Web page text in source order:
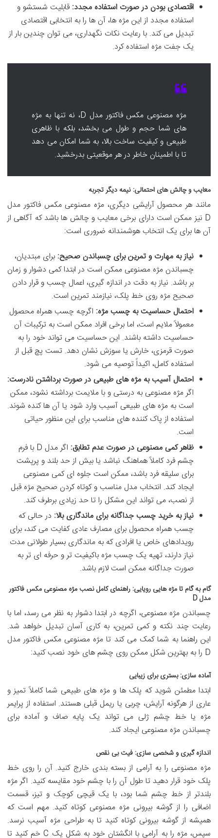
اقتصادی بودن در صورت استفاده مجدد: قابلیت شستشو و
استفاده مجدد از این مژه ها، آن ها را به انتخابی اقتصادی
تبدیل می کند. با رعایت نکات نگهداری، می توان چندین بار از
یک جفت مژه استفاده کرد.
مژه مصنوعی مکس فاکتور مدل D، نه تنها به مژه
های شما حجم و طول می بخشد، بلکه با ظاهری
طبیعی و کیفیت ساخت بالا، به شما امکان می دهد
تا با اطمینان خاطر در هر موقعیتی بدرخشید.
معایب و چالش های احتمالی: نیمه دیگر تجربه
مانند هر محصول آرایشی دیگری، مژه مصنوعی مکس فاکتور مدل
D نیز ممکن است دارای برخی معایب و چالش ها باشد که آگاهی از
آن ها برای یک انتخاب هوشمندانه ضروری است:
نیاز به مهارت و تمرین برای چسباندن صحیح: برای مبتدیان،
چسباندن مژه مصنوعی ممکن است در ابتدا کمی دشوار و زمان
بر باشد. نیاز به دقت در اندازه گیری، اعمال چسب و قرار دادن
صحیح مژه روی خط پلک، نیازمند تمرین است.
احتمال حساسیت به چسب مژه: اگرچه چسب همراه محصول
معمولاً ملایم است، اما برخی افراد ممکن است به ترکیبات آن
حساسیت داشته باشند. این حساسیت می تواند خود را به
صورت قرمزی، خارش یا سوزش نشان دهد. تست پچ قبل از
استفاده کامل، اکیداً توصیه می شود.
احتمال آسیب به مژه های طبیعی در صورت برداشتن نادرست:
اگر مژه مصنوعی به درستی و با ملایمت برداشته نشود، ممکن
است به مژه های طبیعی آسیب وارد شود یا آن ها کنده شوند.
استفاده از پاک کننده های مناسب برای این منظور حیاتی
است.
ظاهر کمی مصنوعی در صورت عدم تطابق:
اگر مدل D با فرم
چشم فرد کاملاً هماهنگ نباشد یا بیش از حد بلند و پرپشت
برای سلیقه فرد باشد، ممکن است جلوه ای کمی مصنوعی
ایجاد کند. انتخاب مدل مناسب و کوتاه کردن صحیح مژه قبل
از نصب، می تواند این مشکل را تا حد زیادی برطرف کند.
نیاز به خرید چسب جداگانه برای ماندگاری بالا: در حالی که
چسب همراه محصول برای مصارف عادی کفایت می کند، برای
رویدادهای خاص یا افرادی که به ماندگاری بسیار طولانی مدت
نیاز دارند، تهیه یک چسب مژه باکیفیت تر و حرفه ای تر به
صورت جداگانه ممکن است لازم باشد.
گام به گام تا مژه هایی رویایی: راهنمای کامل نصب مژه مصنوعی مکس فاکتور
مدل D
چسباندن مژه مصنوعی، اگرچه در ابتدا دشوار به نظر می رسد، اما با
رعایت چند نکته و کمی تمرین، به کاری آسان تبدیل خواهد شد.
این راهنما به شما کمک می کند تا مژه مصنوعی مکس فاکتور مدل
D را به بهترین شکل ممکن روی چشم های خود نصب کنید:
آماده سازی: بستری برای زیبایی
ابتدا مطمئن شوید که پلک ها و مژه های طبیعی شما کاملاً تمیز و
عاری از هرگونه آرایش، چربی یا ریمل قبلی هستند. استفاده از پرایمر
مژه یا خط چشم ژلی می تواند یک پایه صاف و آماده برای
چسباندن مژه مصنوعی ایجاد کند.
اندازه گیری و شخصی سازی: فیت بی نقص
مژه مصنوعی را به آرامی از بسته بندی خارج کنید. آن را روی خط
پلک خود قرار دهید تا طول آن را با چشم خود مقایسه کنید. اگر مژه
بلندتر از خط چشم شما بود، با یک قیچی کوچک و تیز، قسمت
اضافی را از گوشه بیرونی مژه مصنوعی کوتاه کنید. مهم است که
همیشه از گوشه بیرونی کوتاه کنید تا به طراحی مژه آسیب نرسد.
سپس، مژه را به آرامی با انگشتان خود به شکل یک C خم کنید تا